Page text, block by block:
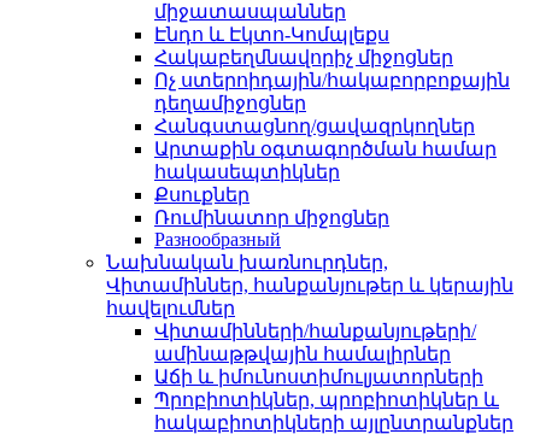
միջատասպաններ
Էնդո և Էկտո-Կոմպլեքս
Հակաբեղմնավորիչ միջոցներ
Ոչ ստերոիդային/հակաբորբոքային
դեղամիջոցներ
Հանգստացնող/ցավազրկողներ
Արտաքին օգտագործման համար
հակասեպտիկներ
Քսուքներ
Ռումինատոր միջոցներ
Разнообразный
Նախնական խառնուրդներ,
Վիտամիններ, հանքանյութեր և կերային
հավելումներ
Վիտամինների/հանքանյութերի/
ամինաթթվային համալիրներ
Աճի և իմունոստիմուլյատորների
Պրոբիոտիկներ, պրոբիոտիկներ և
հակաբիոտիկների այլընտրանքներ